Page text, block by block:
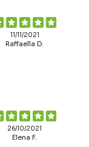
11/11/2021
Raffaella D.
26/10/2021
Elena F.